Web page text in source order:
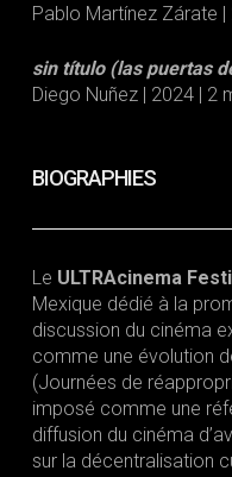
Pablo Martínez Zárate |
sin título (las puertas
Diego Nuñez | 2024 | 2
BIOGRAPHIES
Le ULTRAcinema
Mexique dédié à la
discussion du cinéma
comme une évolution
(Journées de
imposé comme une
diffusion du cinéma
sur la décentralisation